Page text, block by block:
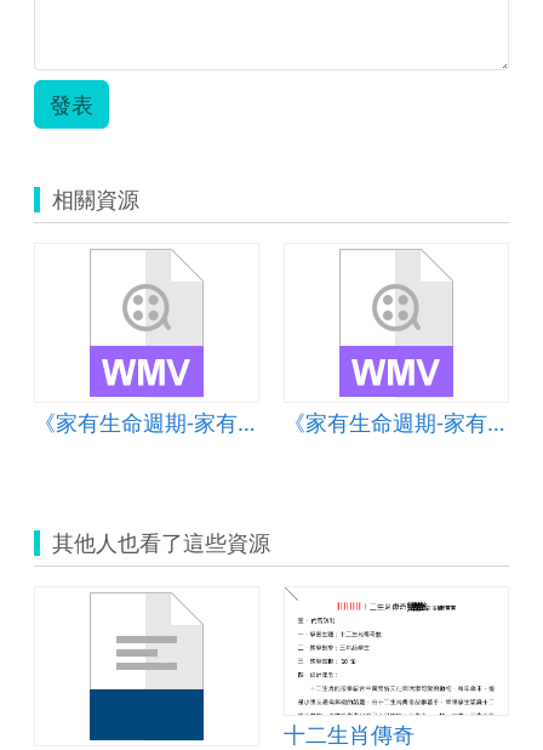
發表
相關資源
《家有生命週期-家有嬰幼兒篇-為照顧嬰幼兒生活作息受影響-睡覺篇》影片 《家有生命週期-家有嬰幼兒篇-為照顧嬰幼兒生活作息受影響-吃飯篇》影片
其他人也看了這些資源
十二生肖傳奇